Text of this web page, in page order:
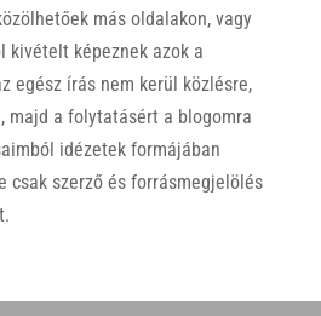
más oldalakon, vagy
kivételt képeznek azok a
egész írás nem kerül közlésre,
majd a folytatásért a blogomra
idézetek formájában
csak szerző és forrásmegjelölés